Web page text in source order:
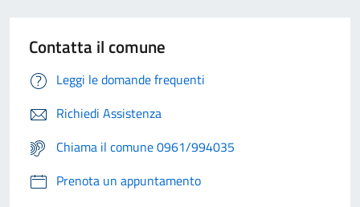
Contatta il comune
Leggi le domande frequenti
Richiedi Assistenza
Chiama il comune 0961/994035
Prenota un appuntamento